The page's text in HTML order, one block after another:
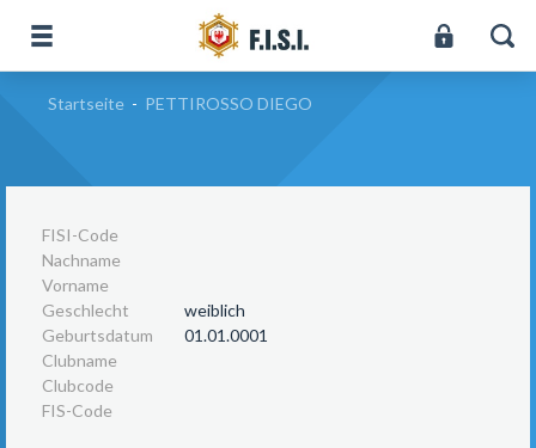
Startseite - PETTIROSSO DIEGO
FISI-Code
Nachname
Vorname
Geschlecht
weiblich
Geburtsdatum
01.01.0001
Clubname
Clubcode
FIS-Code